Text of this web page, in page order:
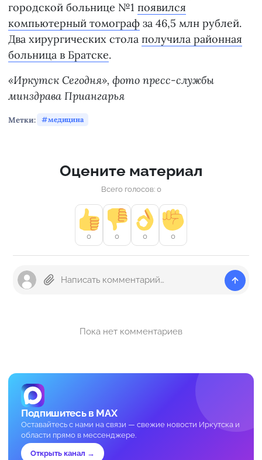
городской больнице №1 появился
компьютерный томограф за 46,5 млн рублей.
Два хирургических стола получила районная
больница в Братске.
«Иркутск Сегодня», фото пресс-службы
минздрава Приангарья
Метки: медицина
Оцените материал
Всего голосов: 0
0 0 0 0
Пока нет комментариев
Подпишитесь в MAX
Оставайтесь с нами на связи — свежие новости Иркутска и
области прямо в мессенджере.
Открыть канал →